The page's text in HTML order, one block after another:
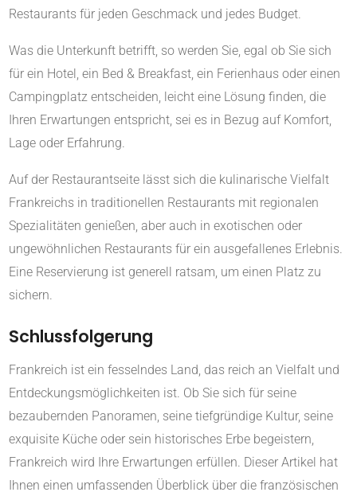
Restaurants für jeden Geschmack und jedes Budget.
Was die Unterkunft betrifft, so werden Sie, egal ob Sie sich
für ein Hotel, ein Bed & Breakfast, ein Ferienhaus oder einen
Campingplatz entscheiden, leicht eine Lösung finden, die
Ihren Erwartungen entspricht, sei es in Bezug auf Komfort,
Lage oder Erfahrung.
Auf der Restaurantseite lässt sich die kulinarische Vielfalt
Frankreichs in traditionellen Restaurants mit regionalen
Spezialitäten genießen, aber auch in exotischen oder
ungewöhnlichen Restaurants für ein ausgefallenes Erlebnis.
Eine Reservierung ist generell ratsam, um einen Platz zu
sichern.
Schlussfolgerung
Frankreich ist ein fesselndes Land, das reich an Vielfalt und
Entdeckungsmöglichkeiten ist. Ob Sie sich für seine
bezaubernden Panoramen, seine tiefgründige Kultur, seine
exquisite Küche oder sein historisches Erbe begeistern,
Frankreich wird Ihre Erwartungen erfüllen. Dieser Artikel hat
Ihnen einen umfassenden Überblick über die französischen